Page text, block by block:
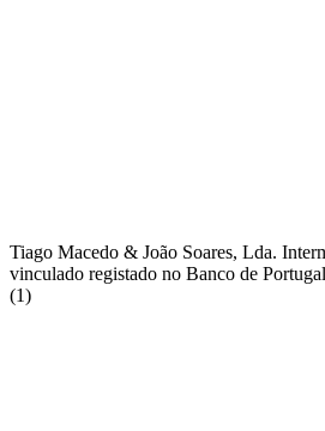
Tiago Macedo & João Soares, Lda.
vinculado registado no Banco de
(1)